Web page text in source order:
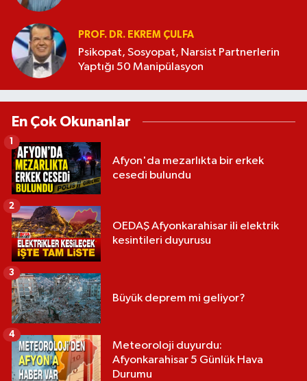
PROF. DR. EKREM ÇULFA
Psikopat, Sosyopat, Narsist Partnerlerin
Yaptığı 50 Manipülasyon
En Çok Okunanlar
Afyon'da mezarlıkta bir erkek
cesedi bulundu
1
OEDAŞ Afyonkarahisar ili elektrik
kesintileri duyurusu
2
Büyük deprem mi geliyor?
3
Meteoroloji duyurdu:
Afyonkarahisar 5 Günlük Hava
Durumu
4